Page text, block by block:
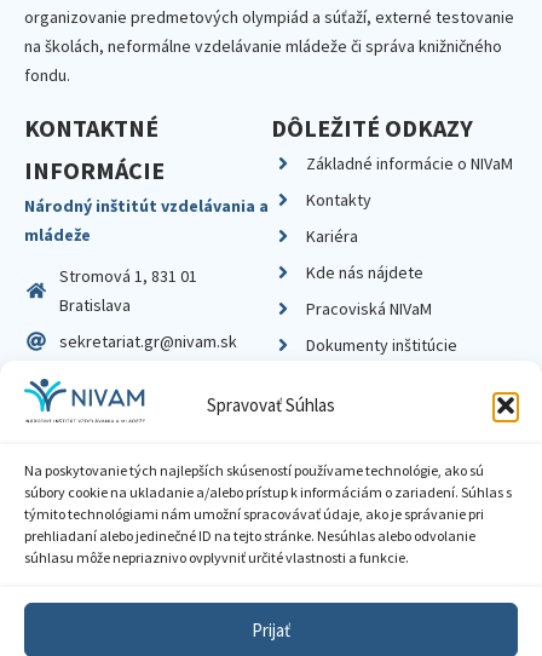
Spravovať Súhlas
Na poskytovanie tých najlepších skúseností používame technológie, ako sú
súbory cookie na ukladanie a/alebo prístup k informáciám o zariadení. Súhlas s
týmito technológiami nám umožní spracovávať údaje, ako je správanie pri
prehliadaní alebo jedinečné ID na tejto stránke. Nesúhlas alebo odvolanie
súhlasu môže nepriaznivo ovplyvniť určité vlastnosti a funkcie.
Prijať
organizovanie predmetových olympiád a súťaží, externé testovanie
na školách, neformálne vzdelávanie mládeže či správa knižničného
fondu.
KONTAKTNÉ
INFORMÁCIE
Národný inštitút vzdelávania a
mládeže
Stromová 1, 831 01
Bratislava
sekretariat.gr@nivam.sk
IČO: 00164348
DIČ: 2020798714
DÔLEŽITÉ ODKAZY
Základné informácie o NIVaM
Kontakty
Kariéra
Kde nás nájdete
Pracoviská NIVaM
Dokumenty inštitúcie
Zásady ochrany súkromia
Sprístupnenie informácií